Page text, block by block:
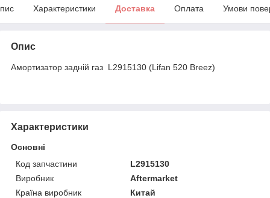
Характеристики Доставка Оплата Умови
Опис
Амортизатор задній газ L2915130 (Lifan 520 Breez)
Характеристики
Основні
Код запчастини
L2915130
Виробник
Aftermarket
Країна виробник
Китай